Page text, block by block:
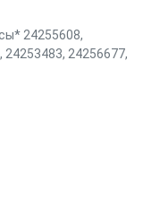
24255608,
24253483, 24256677,